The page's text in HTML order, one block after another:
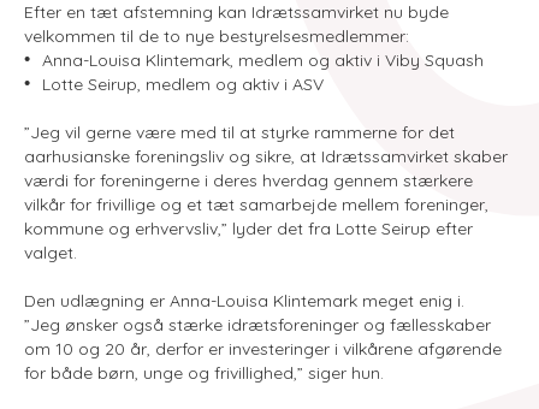
Efter en tæt afstemning kan Idrætssamvirket nu byde
velkommen til de to nye bestyrelsesmedlemmer:
Anna-Louisa Klintemark, medlem og aktiv i Viby Squash
Lotte Seirup, medlem og aktiv i ASV
”Jeg vil gerne være med til at styrke rammerne for det
aarhusianske foreningsliv og sikre, at Idrætssamvirket skaber
værdi for foreningerne i deres hverdag gennem stærkere
vilkår for frivillige og et tæt samarbejde mellem foreninger,
kommune og erhvervsliv,” lyder det fra Lotte Seirup efter
valget.
Den udlægning er Anna-Louisa Klintemark meget enig i.
”Jeg ønsker også stærke idrætsforeninger og fællesskaber
om 10 og 20 år, derfor er investeringer i vilkårene afgørende
for både børn, unge og frivillighed,” siger hun.